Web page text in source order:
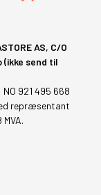
AS, C/O
(ikke send til
NO 921 495 668
repræsentant